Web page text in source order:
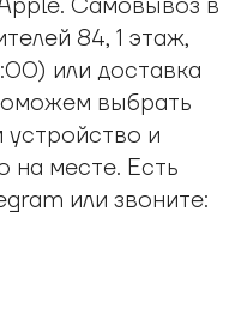
Самовывоз в
84, 1 этаж,
или доставка
выбрать
и
на месте. Есть
или звоните: